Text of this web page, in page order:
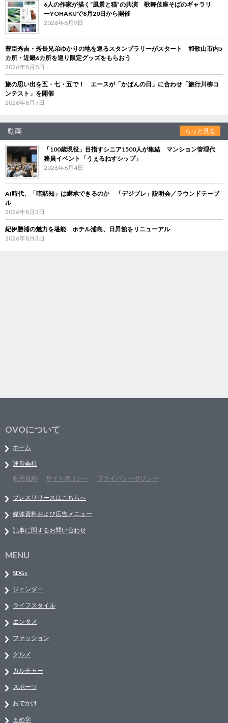
6人の作家が描く“風景と猫”の共演 歌舞伎座そばのギャラリ
ーYOHAKUで8月20日から開催
2026年8月9日
豊臣秀吉・秀長兄弟ゆかりの地を巡るスタンプラリーがスタート 和歌山市内5
カ所・近畿6カ所を巡り限定グッズをもらおう
2026年8月8日
旅の思い出を五・七・五で！ エースが「かばんの日」に合わせ「旅行川柳コ
ンテスト」を開催
2026年8月7日
動画 もっと見る
「100歳現役」目指すシニア1500人が集結 マンション管理代
務員イベント「うぇるねすシップ」
2026年8月4日
AI時代、「暗黙知」は継承できるのか 「デジブレ」説明会／ラウンドテーブ
ル
2026年8月3日
紀伊勝浦の魅力を堪能 ホテル浦島、日昇館をリニューアル
2026年8月3日
OVOについて
ホーム
運営会社
利用規約
サイトポリシー プライバシーポリシー
プレスリリースはこちらへ
媒体資料および広告メニュー
記事に関するお問い合わせ
MENU
SDGs
ジェンダー
ライフスタイル
エンタメ
ファッション
グルメ
カルチャー
スポーツ
おでかけ
まめ学